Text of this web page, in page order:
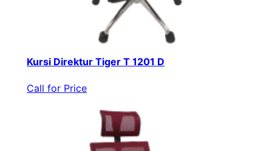
Kursi Direktur Tiger T 1201 D
Call for Price